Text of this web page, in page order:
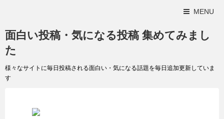
MENU
面白い投稿・気になる投稿 集めてみまし
た
様々なサイトに毎日投稿される面白い・気になる話題を毎日追加更新していま
す